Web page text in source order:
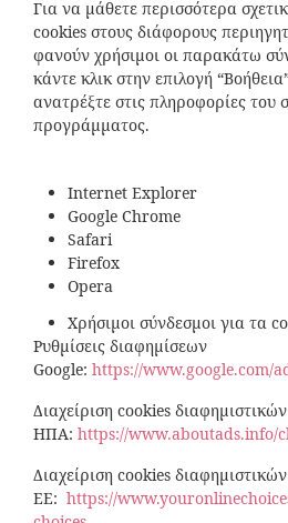
Για να μάθετε περισσότερα
cookies στους διάφορους
φανούν χρήσιμοι οι παρακάτω
κάντε κλικ στην επιλογή
ανατρέξτε στις πληροφορίες του
προγράμματος.
Internet Explorer
Google Chrome
Safari
Firefox
Opera
Χρήσιμοι σύνδεσμοι για τα
Ρυθμίσεις διαφημίσεων
Google: https://www.google.com/
Διαχείριση cookies
ΗΠΑ: https://www.aboutads.info/
Διαχείριση cookies
ΕΕ: https://